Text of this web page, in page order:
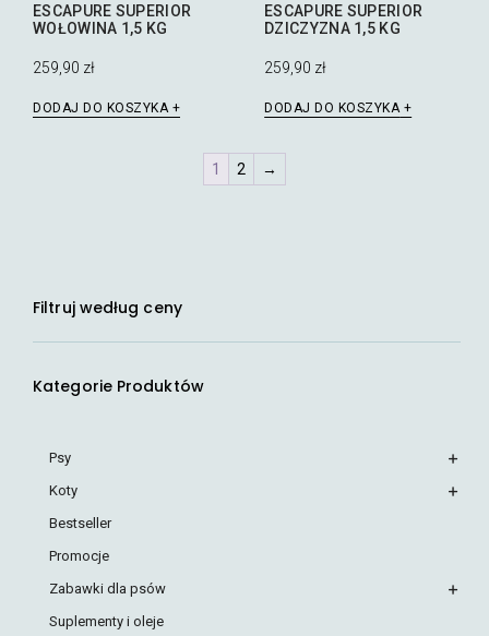
ESCAPURE SUPERIOR
WOŁOWINA 1,5 KG
259,90 zł
DODAJ DO KOSZYKA
ESCAPURE SUPERIOR
DZICZYZNA 1,5 KG
259,90 zł
DODAJ DO KOSZYKA
1 2 →
Filtruj według ceny
Kategorie Produktów
Psy
Koty
Bestseller
Promocje
Zabawki dla psów
Suplementy i oleje